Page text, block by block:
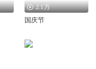
2.1万
国庆节